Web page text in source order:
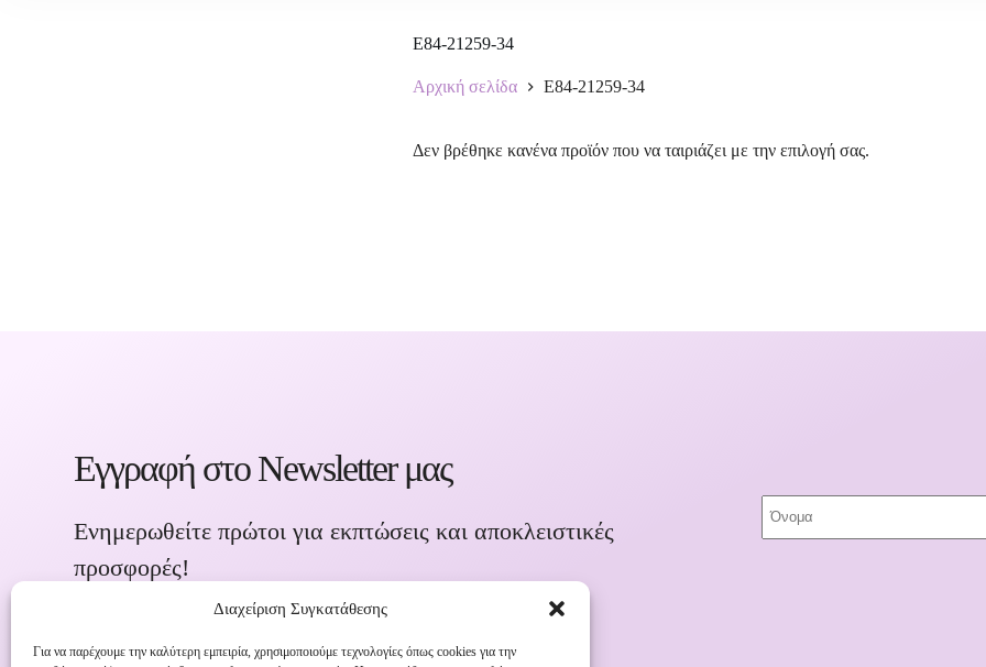
Διαχείριση Συγκατάθεσης
Για να παρέχουμε την καλύτερη εμπειρία, χρησιμοποιούμε τεχνολογίες όπως cookies για την
E84-21259-34
Αρχική σελίδα E84-21259-34
Δεν βρέθηκε κανένα προϊόν που να ταιριάζει με την επιλογή σας.
Εγγραφή στο Newsletter μας
Ενημερωθείτε πρώτοι για εκπτώσεις και αποκλειστικές
προσφορές!